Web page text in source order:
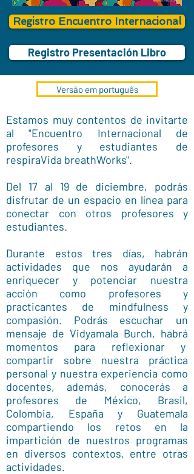
Registro Encuentro Internacional
Registro Presentación Libro
Versão em português
Estamos muy contentos de invitarte
al "Encuentro Internacional de
profesores y estudiantes de
respiraVida breathWorks".
Del 17 al 19 de diciembre, podrás
disfrutar de un espacio en línea para
conectar con otros profesores y
estudiantes.
Durante estos tres días, habrán
actividades que nos ayudarán a
enriquecer y potenciar nuestra
acción como profesores y
practicantes de mindfulness y
compasión. Podrás escuchar un
mensaje de Vidyamala Burch, habrá
momentos para reflexionar y
compartir sobre nuestra práctica
personal y nuestra experiencia como
docentes, además, conocerás a
profesores de México, Brasil,
Colombia, España y Guatemala
compartiendo los retos en la
impartición de nuestros programas
en diversos contextos, entre otras
actividades.